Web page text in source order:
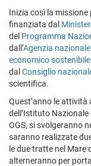
Inizia così la
finanziata dal
del Programma
dall’Agenzia
economico
dal Consiglio
scientifica.
Quest’anno le attività
dell’Istituto
OGS, si svolgeranno
saranno realizzate
le due tratte nel Mare
alterneranno per